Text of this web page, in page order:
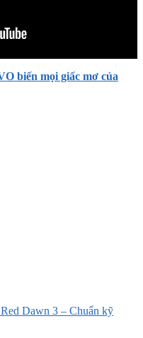
biến mọi giấc mơ của